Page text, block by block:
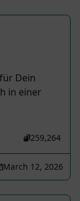
Dein
in einer
259,264
March 12, 2026